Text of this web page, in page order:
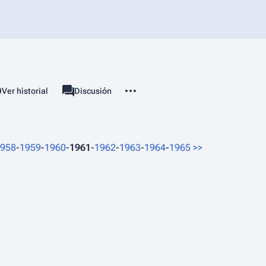
Ver historial associated-pages
Categoría
Discusión
-1959-1960-1961-1962-1963-1964-1965 >>